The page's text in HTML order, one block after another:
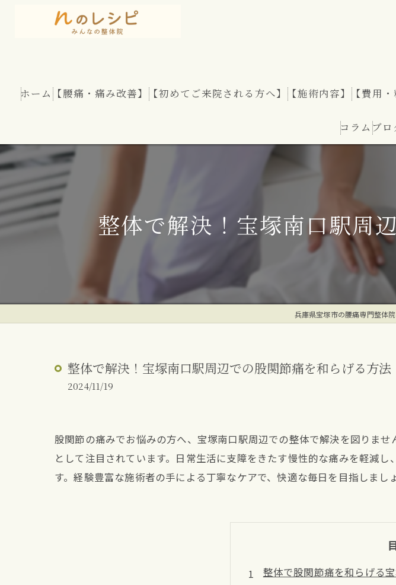
ホーム 【腰痛・痛み改善】
股関節痛
腰部脊柱管狭窄症
腰のヘルニア（椎間板ヘルニア）
反り腰・姿勢改善
【初めてご来院される方へ】 【施術内容】 【費用・
コラム ブロ
整体で解決！宝塚南口駅周
兵庫県宝塚市の腰痛専門整体
整体で解決！宝塚南口駅周辺での股関節痛を和らげる方法
2024/11/19
股関節の痛みでお悩みの方へ、宝塚南口駅周辺での整体で解決を図りま
として注目されています。日常生活に支障をきたす慢性的な痛みを軽減
す。経験豊富な施術者の手による丁寧なケアで、快適な毎日を目指しましょ
整体で股関節痛を和らげる